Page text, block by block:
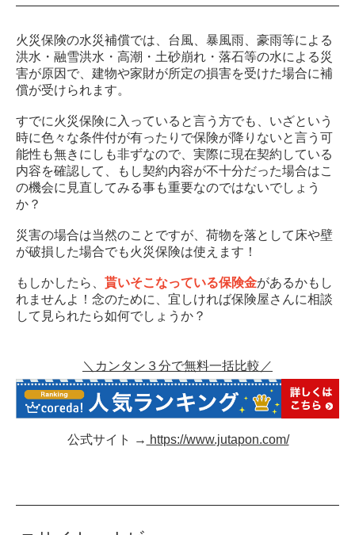
火災保険の水災補償では、台風、暴風雨、豪雨等による
洪水・融雪洪水・高潮・土砂崩れ・落石等の水による災
害が原因で、建物や家財が所定の損害を受けた場合に補
償が受けられます。
すでに火災保険に入っていると言う方でも、いざという
時に色々な条件付が有ったりで保険が降りないと言う可
能性も無きにしも非ずなので、実際に現在契約している
内容を確認して、もし契約内容が不十分だった場合はこ
の機会に見直してみる事も重要なのではないでしょう
か？
災害の場合は当然のことですが、荷物を落として床や壁
が破損した場合でも火災保険は使えます！
もしかしたら、 貰いそこなっている保険金があるかもし
れませんよ！念のために、宜しければ保険屋さんに相談
して見られたら如何でしょうか？
＼カンタン３分で無料一括比較／
公式サイト → https://www.jutapon.com/